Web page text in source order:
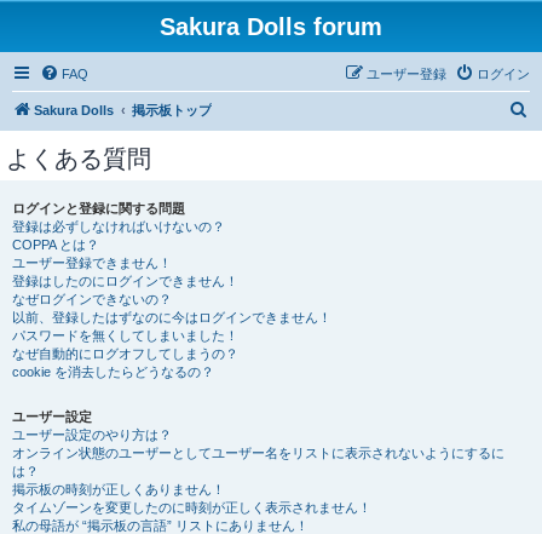
Sakura Dolls forum
FAQ ログイン
ユーザー登録
Sakura Dolls 掲示板トップ
よくある質問
ログインと登録に関する問題
登録は必ずしなければいけないの？
COPPA とは？
ユーザー登録できません！
登録はしたのにログインできません！
なぜログインできないの？
以前、登録したはずなのに今はログインできません！
パスワードを無くしてしまいました！
なぜ自動的にログオフしてしまうの？
cookie を消去したらどうなるの？
ユーザー設定
ユーザー設定のやり方は？
オンライン状態のユーザーとしてユーザー名をリストに表示されないようにするに
は？
掲示板の時刻が正しくありません！
タイムゾーンを変更したのに時刻が正しく表示されません！
私の母語が “掲示板の言語” リストにありません！